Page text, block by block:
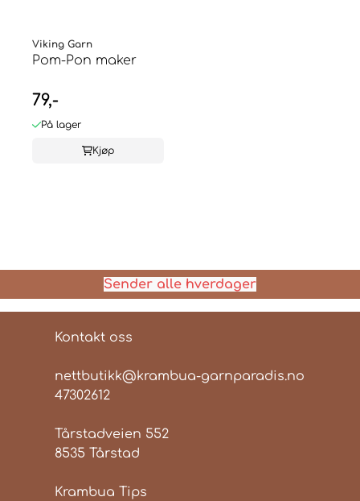
Viking Garn
Pom-Pon maker
79,-
På lager
Kjøp
Sender alle hverdager
Kontakt oss
nettbutikk@krambua-garnparadis.no
47302612
Tårstadveien 552
8535 Tårstad
Krambua Tips